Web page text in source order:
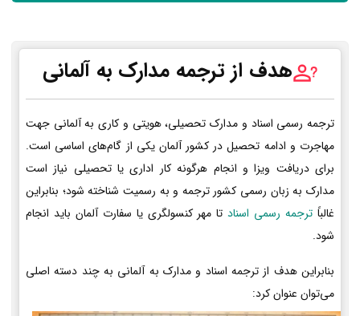
هدف از ترجمه مدارک به آلمانی
ترجمه رسمی اسناد و مدارک تحصیلی، هویتی و کاری به آلمانی جهت
مهاجرت و ادامه تحصیل در کشور آلمان یکی از گام‌های اساسی است.
برای دریافت ویزا و انجام هرگونه کار اداری یا تحصیلی نیاز است
مدارک به زبان رسمی کشور ترجمه و به رسمیت شناخته شود؛ بنابراین
غالباً ترجمه رسمی اسنادتا مهر کنسولگری یا سفارت آلمان باید انجام
شود.
بنابراین هدف از ترجمه اسناد و مدارک به آلمانی به چند دسته اصلی
می‌توان عنوان کرد: